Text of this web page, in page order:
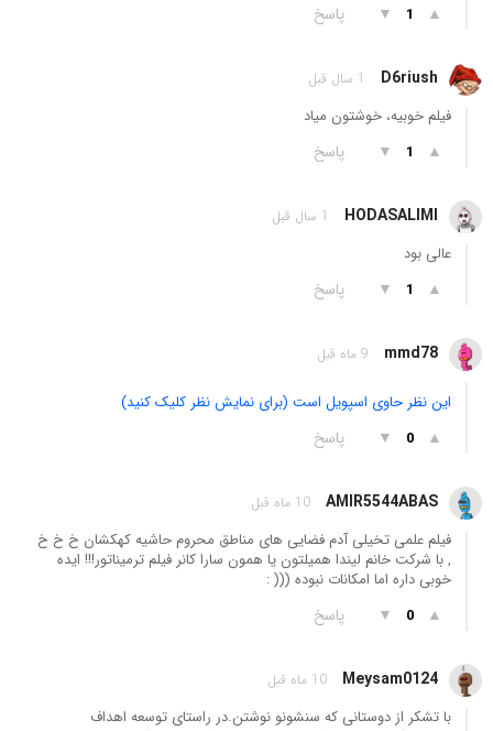
▲
1
▼ پاسخ
D6riush 1 سال قبل
فیلم خوبیه، خوشتون میاد
▲
1
▼ پاسخ
HODASALIMI 1 سال قبل
عالی بود
▲
1
▼ پاسخ
mmd78 9 ماه قبل
این نظر حاوی اسپویل است (برای نمایش نظر کلیک کنید)
▲
0
▼ پاسخ
AMIR5544ABAS 10 ماه قبل
فیلم علمی تخیلی آدم فضایی های مناطق محروم حاشیه کهکشان خ خ خ
, با شرکت خانم لیندا همیلتون یا همون سارا کانر فیلم ترمیناتور!!! ایده
خوبی داره اما امکانات نبوده ((( :
▲
0
▼ پاسخ
Meysam0124 10 ماه قبل
با تشکر از دوستانی که سنشونو نوشتن.در راستای توسعه اهداف